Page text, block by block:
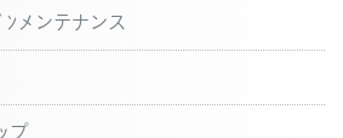
メンテナンス
プ